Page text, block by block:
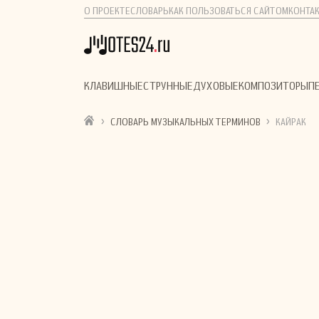
О ПРОЕКТЕСЛОВАРЬ КАК ПОЛЬЗОВАТЬСЯ САЙТОМ
КЛАВИШНЫЕСТРУННЫЕДУХОВЫЕКОМПОЗИТОРЫ
› СЛОВАРЬ МУЗЫКАЛЬНЫХ ТЕРМИНОВ › КАЙРАК